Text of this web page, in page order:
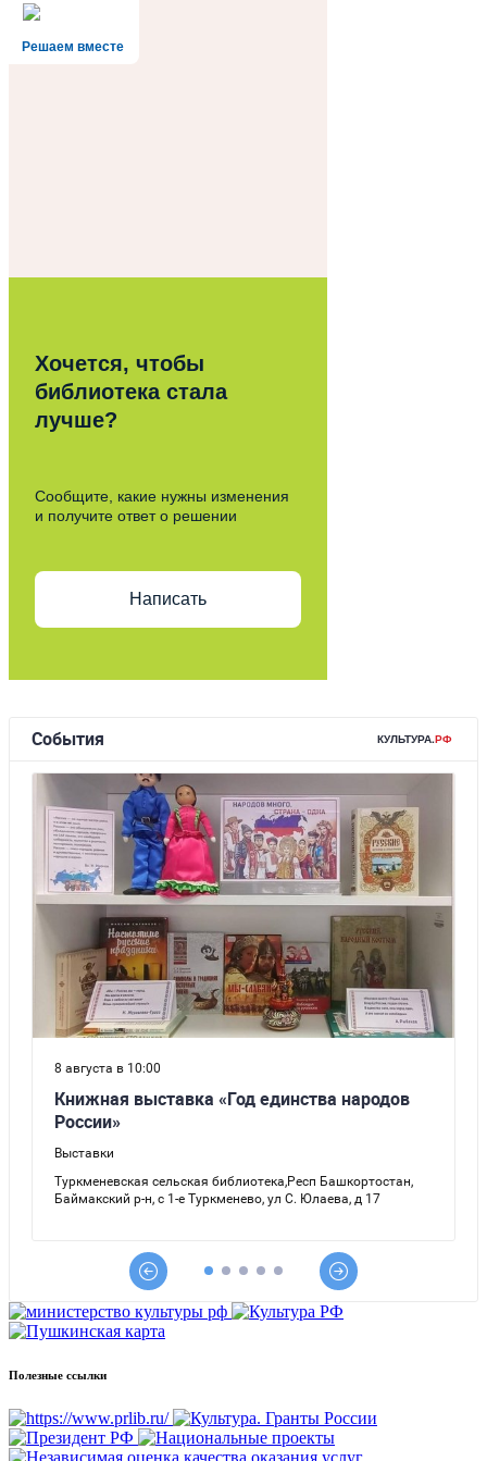
Решаем вместе
Хочется, чтобы
библиотека стала
лучше?
Сообщите, какие нужны изменения
и получите ответ о решении
Написать
Полезные ссылки